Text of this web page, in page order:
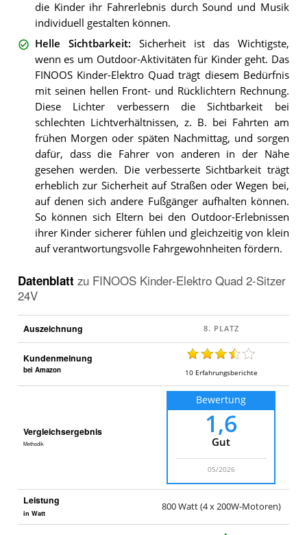
die Kinder ihr Fahrerlebnis durch Sound und Musik
individuell gestalten können.
Helle Sichtbarkeit: Sicherheit ist das Wichtigste,
wenn es um Outdoor-Aktivitäten für Kinder geht. Das
FINOOS Kinder-Elektro Quad trägt diesem Bedürfnis
mit seinen hellen Front- und Rücklichtern Rechnung.
Diese Lichter verbessern die Sichtbarkeit bei
schlechten Lichtverhältnissen, z. B. bei Fahrten am
frühen Morgen oder späten Nachmittag, und sorgen
dafür, dass die Fahrer von anderen in der Nähe
gesehen werden. Die verbesserte Sichtbarkeit trägt
erheblich zur Sicherheit auf Straßen oder Wegen bei,
auf denen sich andere Fußgänger aufhalten können.
So können sich Eltern bei den Outdoor-Erlebnissen
ihrer Kinder sicherer fühlen und gleichzeitig von klein
auf verantwortungsvolle Fahrgewohnheiten fördern.
Datenblatt zu FINOOS Kinder-Elektro Quad 2-Sitzer
24V
Auszeichnung
Kundenmeinung
bei Amazon 10 Erfahrungsberichte
Vergleichsergebnis
Methodik
Bewertung
1,6
Gut
05/2026
Leistung
in Watt
800 Watt (4 x 200W-Motoren)